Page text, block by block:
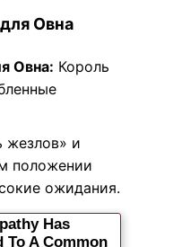
Овна
Овна: Король
жезлов» и
положении
ожидания.